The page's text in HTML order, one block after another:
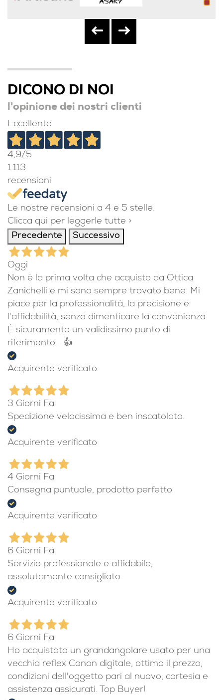
DICONO DI NOI
l'opinione dei nostri clienti
Eccellente
4,9/5
1.113
recensioni
Le nostre recensioni a 4 e 5 stelle.
Clicca qui per leggerle tutte >
Precedente
Successivo
Oggi
Non è la prima volta che acquisto da Ottica
Zanichelli e mi sono sempre trovato bene. Mi
piace per la professionalità, la precisione e
l'affidabilità, senza dimenticare la convenienza.
È sicuramente un validissimo punto di
riferimento... 👍
Acquirente verificato
3 Giorni Fa
Spedizione velocissima e ben inscatolata.
Acquirente verificato
4 Giorni Fa
Consegna puntuale, prodotto perfetto
Acquirente verificato
6 Giorni Fa
Servizio professionale e affidabile,
assolutamente consigliato
Acquirente verificato
6 Giorni Fa
Ho acquistato un grandangolare usato per una
vecchia reflex Canon digitale, ottimo il prezzo,
condizioni dell'oggetto pari al nuovo, cortesia e
assistenza assicurati. Top Buyer!